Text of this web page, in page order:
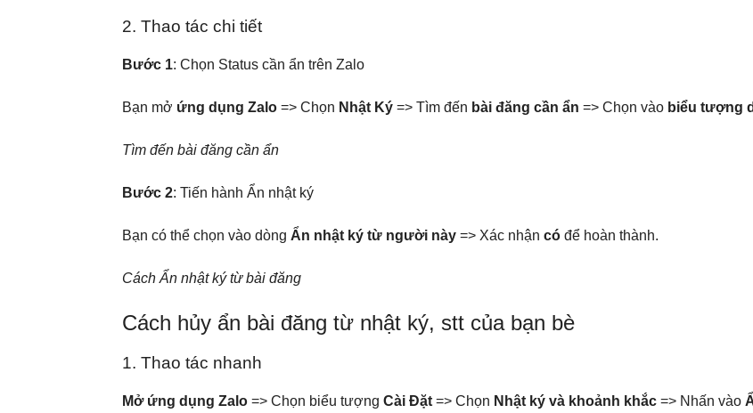
2. Thao tác chi tiết
Bước 1: Chọn Status cần ẩn trên Zalo
Bạn mở ứng dụng Zalo => Chọn Nhật Ký => Tìm đến bài đăng cần ẩn => Chọn vào biểu tượng
Tìm đến bài đăng cần ẩn
Bước 2: Tiến hành Ẩn nhật ký
Bạn có thể chọn vào dòng Ẩn nhật ký từ người này => Xác nhận có để hoàn thành.
Cách Ẩn nhật ký từ bài đăng
Cách hủy ẩn bài đăng từ nhật ký, stt của bạn bè
1. Thao tác nhanh
Mở ứng dụng Zalo => Chọn biểu tượng Cài Đặt => Chọn Nhật ký và khoảnh khắc => Nhấn vào